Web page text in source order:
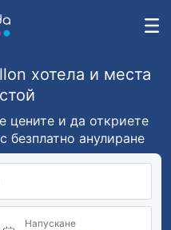
хотела и места
цените и да откриете
безплатно анулиране
Напускане